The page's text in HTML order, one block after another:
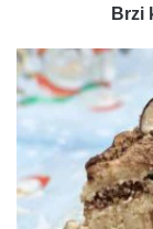
Brzi
Torta
sa
eurokremom
orasima